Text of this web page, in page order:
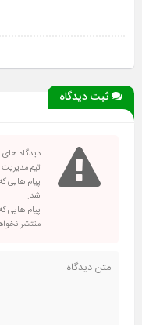
ثبت دیدگاه
دیدگاه
تیم
پیام هایی
شد.
پیام هایی
منتشر